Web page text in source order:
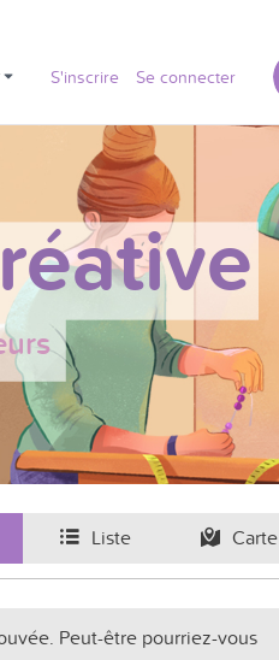
S'inscrire Se connecter
Liste Carte
Peut-être pourriez-vous